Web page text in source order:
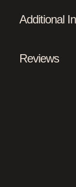
Additional
Reviews